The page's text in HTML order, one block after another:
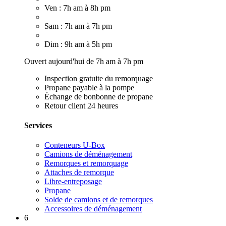
Ven : 7h am à 8h pm
Sam : 7h am à 7h pm
Dim : 9h am à 5h pm
Ouvert aujourd'hui de 7h am à 7h pm
Inspection gratuite du remorquage
Propane payable à la pompe
Échange de bonbonne de propane
Retour client 24 heures
Services
Conteneurs U-Box
Camions de déménagement
Remorques et remorquage
Attaches de remorque
Libre-entreposage
Propane
Solde de camions et de remorques
Accessoires de déménagement
6